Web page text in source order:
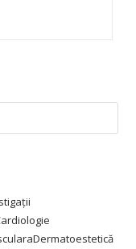
Dermatoestetică